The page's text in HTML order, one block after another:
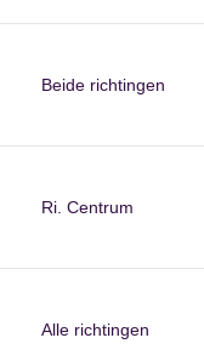
Beide richtingen
Ri. Centrum
Alle richtingen